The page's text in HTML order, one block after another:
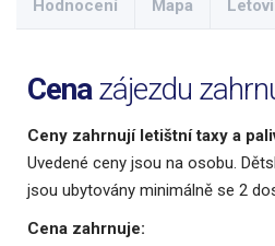
Hodnocení Mapa
Cenazájezdu
Ceny zahrnují letištní taxy a
Uvedené ceny jsou na osobu.
jsou ubytovány minimálně se 2
Cena zahrnuje: